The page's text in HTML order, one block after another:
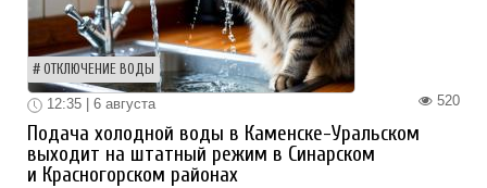
ОТКЛЮЧЕНИЕ ВОДЫ
520
12:35 | 6 августа
Подача холодной воды в Каменске-Уральском
выходит на штатный режим в Синарском
и Красногорском районах